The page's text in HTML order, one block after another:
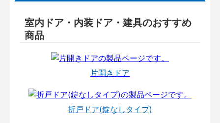
室内ドア・内装ドア・建具のおすすめ
商品
片開きドア
折戸ドア(錠なしタイプ)